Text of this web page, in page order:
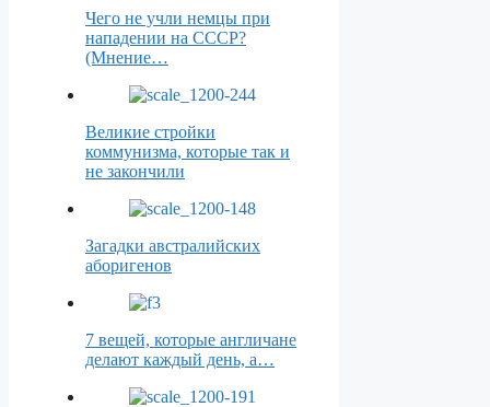
Чего не учли немцы при
нападении на СССР?
(Мнение…
Великие стройки
коммунизма, которые так и
не закончили
Загадки австралийских
аборигенов
7 вещей, которые англичане
делают каждый день, а…